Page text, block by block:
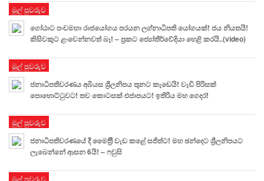
මුල් පුවරුව
ගෝඨාට පංචමහා රාජයෝගය පරයන ලග්නාධිපති යෝගයක්! ජය නියතයි!
කිසිවකුට ළංවෙන්නවත් බෑ! – ප්‍රකට ජ්‍යෝතීර්වේදියා හෙළි කරයි..(video)
මුල් පුවරුව
ජනාධිපතිවරණය අබියස ශ්‍රීලනිපය තුනට කැඩෙයි! වැඩි පිරිසක්
පොහොට්ටුවට! තව කොටසක් එජාපයට! ඉතිරිය මහ ගෙදර!
මුල් පුවරුව
ජනාධිපතිවරණයේ දී මෛත්‍රීි වැඩ කළේ සජිත්ට! මහ ඡන්දෙට ශ්‍රීලනිපයට
ලැබෙන්නේ ආසන 6යි! – ෆවුසි
මුල් පුවරුව